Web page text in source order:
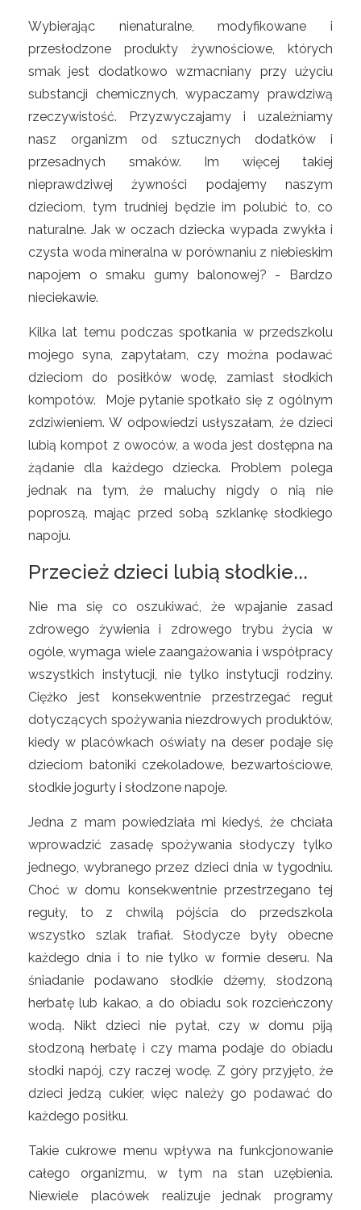
Wybierając nienaturalne, modyfikowane i
przesłodzone produkty żywnościowe, których
smak jest dodatkowo wzmacniany przy użyciu
substancji chemicznych, wypaczamy prawdziwą
rzeczywistość. Przyzwyczajamy i uzależniamy
nasz organizm od sztucznych dodatków i
przesadnych smaków. Im więcej takiej
nieprawdziwej żywności podajemy naszym
dzieciom, tym trudniej będzie im polubić to, co
naturalne. Jak w oczach dziecka wypada zwykła i
czysta woda mineralna w porównaniu z niebieskim
napojem o smaku gumy balonowej? - Bardzo
nieciekawie.
Kilka lat temu podczas spotkania w przedszkolu
mojego syna, zapytałam, czy można podawać
dzieciom do posiłków wodę, zamiast słodkich
kompotów. Moje pytanie spotkało się z ogólnym
zdziwieniem. W odpowiedzi usłyszałam, że dzieci
lubią kompot z owoców, a woda jest dostępna na
żądanie dla każdego dziecka. Problem polega
jednak na tym, że maluchy nigdy o nią nie
poproszą, mając przed sobą szklankę słodkiego
napoju.
Przecież dzieci lubią słodkie...
Nie ma się co oszukiwać, że wpajanie zasad
zdrowego żywienia i zdrowego trybu życia w
ogóle, wymaga wiele zaangażowania i współpracy
wszystkich instytucji, nie tylko instytucji rodziny.
Ciężko jest konsekwentnie przestrzegać reguł
dotyczących spożywania niezdrowych produktów,
kiedy w placówkach oświaty na deser podaje się
dzieciom batoniki czekoladowe, bezwartościowe,
słodkie jogurty i słodzone napoje.
Jedna z mam powiedziała mi kiedyś, że chciała
wprowadzić zasadę spożywania słodyczy tylko
jednego, wybranego przez dzieci dnia w tygodniu.
Choć w domu konsekwentnie przestrzegano tej
reguły, to z chwilą pójścia do przedszkola
wszystko szlak trafiał. Słodycze były obecne
każdego dnia i to nie tylko w formie deseru. Na
śniadanie podawano słodkie dżemy, słodzoną
herbatę lub kakao, a do obiadu sok rozcieńczony
wodą. Nikt dzieci nie pytał, czy w domu piją
słodzoną herbatę i czy mama podaje do obiadu
słodki napój, czy raczej wodę. Z góry przyjęto, że
dzieci jedzą cukier, więc należy go podawać do
każdego posiłku.
Takie cukrowe menu wpływa na funkcjonowanie
całego organizmu, w tym na stan uzębienia.
Niewiele placówek realizuje jednak programy